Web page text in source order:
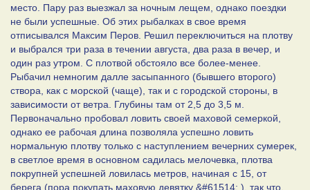
место. Пару раз выезжал за ночным лещем, однако поездки
не были успешные. Об этих рыбалках в свое время
отписывался Максим Перов. Решил переключиться на плотву
и выбрался три раза в течении августа, два раза в вечер, и
один раз утром. С плотвой обстояло все более-менее.
Рыбачил немногим далле засыпанного (бывшего второго)
створа, как с морской (чаще), так и с городской стороны, в
зависимости от ветра. Глубины там от 2,5 до 3,5 м.
Первоначально пробовал ловить своей маховой семеркой,
однако ее рабочая длина позволяла успешно ловить
нормальную плотву только с наступлением вечерних сумерек,
в светлое время в основном садилась мелочевка, плотва
покрупней успешней ловилась метров, начиная с 15, от
берега (пора покупать маховую девятку &#61514; ), так что,